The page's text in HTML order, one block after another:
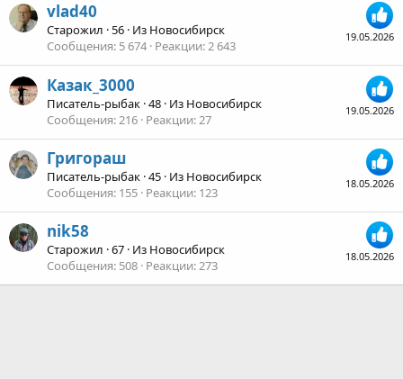
19.05.2026
vlad40
Старожил ·56 · Из Новосибирск
Сообщения 5 674 Реакции 2 643
19.05.2026
Казак_3000
Писатель-рыбак ·48 · Из Новосибирск
Сообщения 216 Реакции 27
18.05.2026
Григораш
Писатель-рыбак ·45 · Из Новосибирск
Сообщения 155 Реакции 123
18.05.2026
nik58
Старожил ·67 · Из Новосибирск
Сообщения 508 Реакции 273